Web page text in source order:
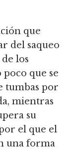
que
del saqueo
los
poco que se
tumbas por
mientras
su
el que el
una forma